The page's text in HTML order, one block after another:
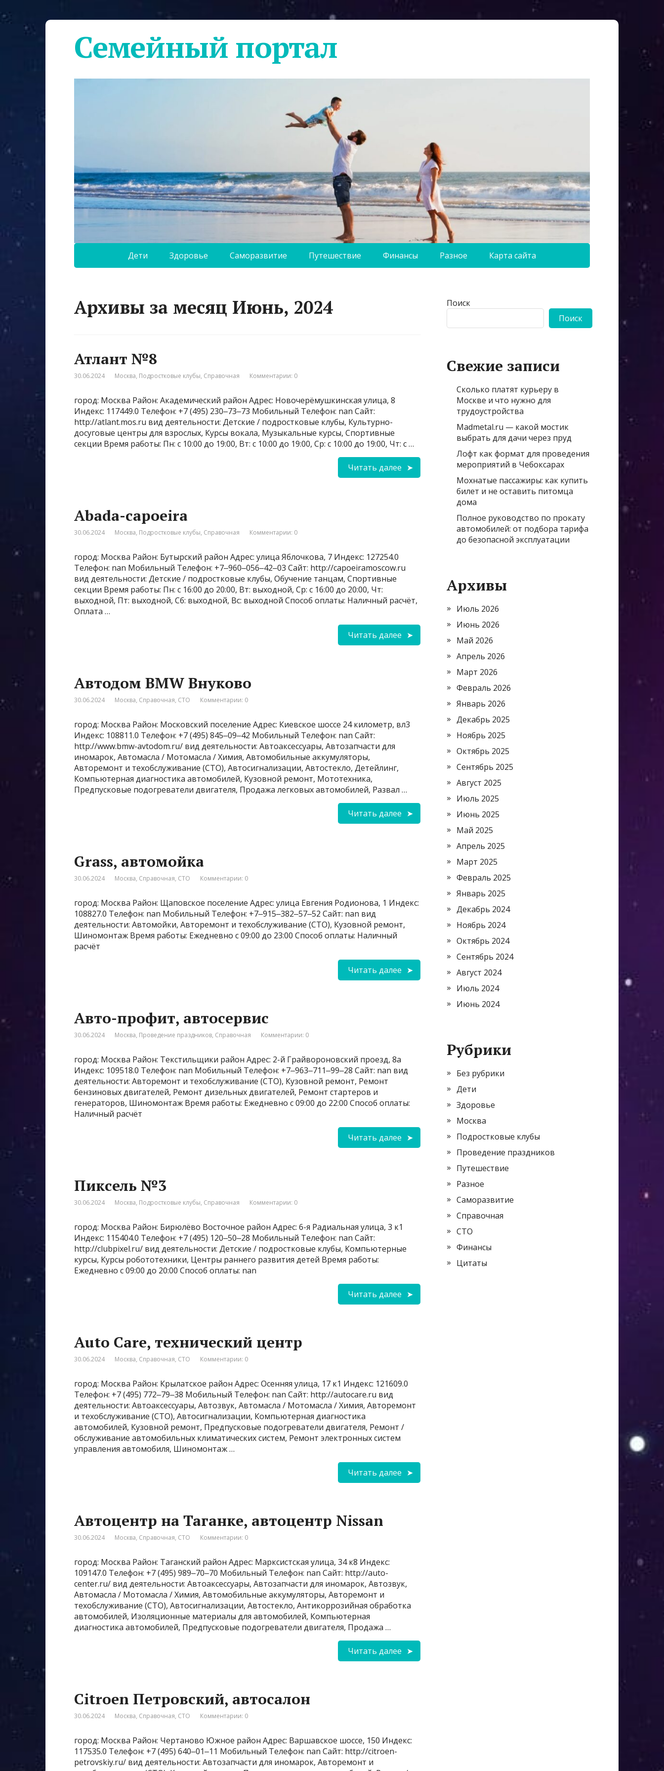
Семейный портал
Дети Здоровье Саморазвитие Путешествие Финансы Разное Карта сайта
Архивы за месяц Июнь, 2024
Атлант №8
30.06.2024 Москва, Подростковые клубы, Справочная Комментарии: 0
город: Москва Район: Академический район Адрес: Новочерёмушкинская улица, 8
Индекс: 117449.0 Телефон: +7 (495) 230‒73‒73 Мобильный Телефон: nan Сайт:
http://atlant.mos.ru вид деятельности: Детские / подростковые клубы, Культурно-
досуговые центры для взрослых, Курсы вокала, Музыкальные курсы, Спортивные
секции Время работы: Пн: с 10:00 до 19:00, Вт: с 10:00 до 19:00, Ср: с 10:00 до 19:00, Чт: с …
Читать далее
Abada-capoeira
30.06.2024 Москва, Подростковые клубы, Справочная Комментарии: 0
город: Москва Район: Бутырский район Адрес: улица Яблочкова, 7 Индекс: 127254.0
Телефон: nan Мобильный Телефон: +7‒960‒056‒42‒03 Сайт: http://capoeiramoscow.ru
вид деятельности: Детские / подростковые клубы, Обучение танцам, Спортивные
секции Время работы: Пн: с 16:00 до 20:00, Вт: выходной, Ср: с 16:00 до 20:00, Чт:
выходной, Пт: выходной, Сб: выходной, Вс: выходной Способ оплаты: Наличный расчёт,
Оплата …
Читать далее
Автодом BMW Внуково
30.06.2024 Москва, Справочная, СТО Комментарии: 0
город: Москва Район: Московский поселение Адрес: Киевское шоссе 24 километр, вл3
Индекс: 108811.0 Телефон: +7 (495) 845‒09‒42 Мобильный Телефон: nan Сайт:
http://www.bmw-avtodom.ru/ вид деятельности: Автоаксессуары, Автозапчасти для
иномарок, Автомасла / Мотомасла / Химия, Автомобильные аккумуляторы,
Авторемонт и техобслуживание (СТО), Автосигнализации, Автостекло, Детейлинг,
Компьютерная диагностика автомобилей, Кузовной ремонт, Мототехника,
Предпусковые подогреватели двигателя, Продажа легковых автомобилей, Развал …
Читать далее
Grass, автомойка
30.06.2024 Москва, Справочная, СТО Комментарии: 0
город: Москва Район: Щаповское поселение Адрес: улица Евгения Родионова, 1 Индекс:
108827.0 Телефон: nan Мобильный Телефон: +7‒915‒382‒57‒52 Сайт: nan вид
деятельности: Автомойки, Авторемонт и техобслуживание (СТО), Кузовной ремонт,
Шиномонтаж Время работы: Ежедневно с 09:00 до 23:00 Способ оплаты: Наличный
расчёт
Читать далее
Авто-профит, автосервис
30.06.2024 Москва, Проведение праздников, Справочная Комментарии: 0
город: Москва Район: Текстильщики район Адрес: 2-й Грайвороновский проезд, 8а
Индекс: 109518.0 Телефон: nan Мобильный Телефон: +7‒963‒711‒99‒28 Сайт: nan вид
деятельности: Авторемонт и техобслуживание (СТО), Кузовной ремонт, Ремонт
бензиновых двигателей, Ремонт дизельных двигателей, Ремонт стартеров и
генераторов, Шиномонтаж Время работы: Ежедневно с 09:00 до 22:00 Способ оплаты:
Наличный расчёт
Читать далее
Пиксель №3
30.06.2024 Москва, Подростковые клубы, Справочная Комментарии: 0
город: Москва Район: Бирюлёво Восточное район Адрес: 6-я Радиальная улица, 3 к1
Индекс: 115404.0 Телефон: +7 (495) 120‒50‒28 Мобильный Телефон: nan Сайт:
http://clubpixel.ru/ вид деятельности: Детские / подростковые клубы, Компьютерные
курсы, Курсы робототехники, Центры раннего развития детей Время работы:
Ежедневно с 09:00 до 20:00 Способ оплаты: nan
Читать далее
Auto Care, технический центр
30.06.2024 Москва, Справочная, СТО Комментарии: 0
город: Москва Район: Крылатское район Адрес: Осенняя улица, 17 к1 Индекс: 121609.0
Телефон: +7 (495) 772‒79‒38 Мобильный Телефон: nan Сайт: http://autocare.ru вид
деятельности: Автоаксессуары, Автозвук, Автомасла / Мотомасла / Химия, Авторемонт
и техобслуживание (СТО), Автосигнализации, Компьютерная диагностика
автомобилей, Кузовной ремонт, Предпусковые подогреватели двигателя, Ремонт /
обслуживание автомобильных климатических систем, Ремонт электронных систем
управления автомобиля, Шиномонтаж …
Читать далее
Автоцентр на Таганке, автоцентр Nissan
30.06.2024 Москва, Справочная, СТО Комментарии: 0
город: Москва Район: Таганский район Адрес: Марксистская улица, 34 к8 Индекс:
109147.0 Телефон: +7 (495) 989‒70‒70 Мобильный Телефон: nan Сайт: http://auto-
center.ru/ вид деятельности: Автоаксессуары, Автозапчасти для иномарок, Автозвук,
Автомасла / Мотомасла / Химия, Автомобильные аккумуляторы, Авторемонт и
техобслуживание (СТО), Автосигнализации, Автостекло, Антикоррозийная обработка
автомобилей, Изоляционные материалы для автомобилей, Компьютерная
диагностика автомобилей, Предпусковые подогреватели двигателя, Продажа …
Читать далее
Citroen Петровский, автосалон
30.06.2024 Москва, Справочная, СТО Комментарии: 0
город: Москва Район: Чертаново Южное район Адрес: Варшавское шоссе, 150 Индекс:
117535.0 Телефон: +7 (495) 640‒01‒11 Мобильный Телефон: nan Сайт: http://citroen-
petrovskiy.ru/ вид деятельности: Автозапчасти для иномарок, Авторемонт и
Поиск
Поиск
Свежие записи
Сколько платят курьеру в
Москве и что нужно для
трудоустройства
Madmetal.ru — какой мостик
выбрать для дачи через пруд
Лофт как формат для проведения
мероприятий в Чебоксарах
Мохнатые пассажиры: как купить
билет и не оставить питомца
дома
Полное руководство по прокату
автомобилей: от подбора тарифа
до безопасной эксплуатации
Архивы
Июль 2026
Июнь 2026
Май 2026
Апрель 2026
Март 2026
Февраль 2026
Январь 2026
Декабрь 2025
Ноябрь 2025
Октябрь 2025
Сентябрь 2025
Август 2025
Июль 2025
Июнь 2025
Май 2025
Апрель 2025
Март 2025
Февраль 2025
Январь 2025
Декабрь 2024
Ноябрь 2024
Октябрь 2024
Сентябрь 2024
Август 2024
Июль 2024
Июнь 2024
Рубрики
Без рубрики
Дети
Здоровье
Москва
Подростковые клубы
Проведение праздников
Путешествие
Разное
Саморазвитие
Справочная
СТО
Финансы
Цитаты